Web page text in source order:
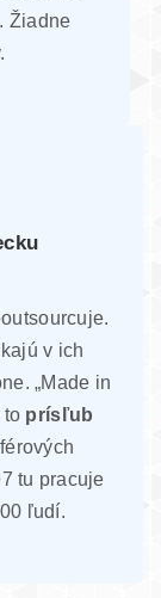
Žiadne
v ich
„Made in
to prísľub
tu pracuje
300 ľudí.